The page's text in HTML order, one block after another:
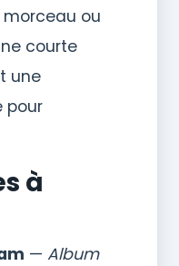
ou
courte
une
pour
à
— Album